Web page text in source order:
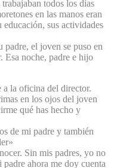
todos los días
en las manos eran
sus actividades
padre, el joven se puso en
Esa noche, padre e hijo
a la oficina del director.
en los ojos del joven
qué has hecho y
de mi padre y también
Sin mis padres, yo no
ahora me doy cuenta